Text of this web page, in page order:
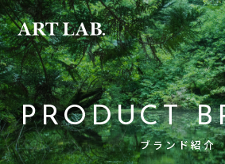
PRODUCT
ブランド紹介